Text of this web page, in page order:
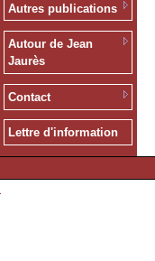
Autres publications
Autour de Jean
Jaurès
Contact
Lettre d'information